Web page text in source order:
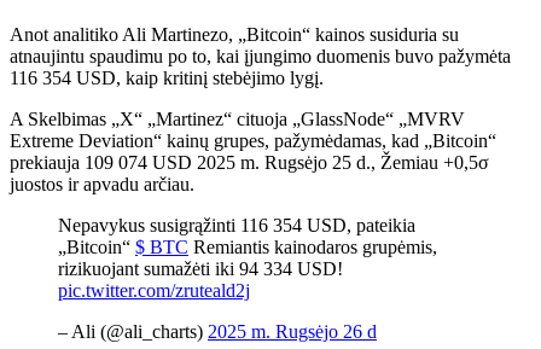
Anot analitiko Ali Martinezo, „Bitcoin“ kainos susiduria su
atnaujintu spaudimu po to, kai įjungimo duomenis buvo pažymėta
116 354 USD, kaip kritinį stebėjimo lygį.
A Skelbimas „X“ „Martinez“ cituoja „GlassNode“ „MVRV
Extreme Deviation“ kainų grupes, pažymėdamas, kad „Bitcoin“
prekiauja 109 074 USD 2025 m. Rugsėjo 25 d., Žemiau +0,5σ
juostos ir apvadu arčiau.
Nepavykus susigrąžinti 116 354 USD, pateikia
„Bitcoin“ $ BTC Remiantis kainodaros grupėmis,
rizikuojant sumažėti iki 94 334 USD!
pic.twitter.com/zruteald2j
– Ali (@ali_charts) 2025 m. Rugsėjo 26 d